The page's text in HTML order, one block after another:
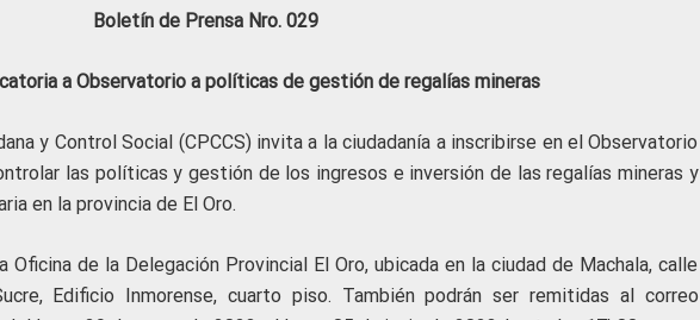
Boletín de Prensa Nro. 029
a Observatorio a políticas de gestión de regalías mineras
y Control Social (CPCCS) invita a la ciudadanía a inscribirse en el Observatorio
las políticas y gestión de los ingresos e inversión de las regalías mineras y
en la provincia de El Oro.
Oficina de la Delegación Provincial El Oro, ubicada en la ciudad de Machala, calle
Edificio Inmorense, cuarto piso. También podrán ser remitidas al correo